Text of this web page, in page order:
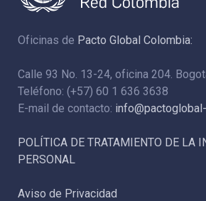
Oficinas de Pacto Global Colombia:
Calle 93 No. 13-24, oficina 204.
Teléfono: (+57) 60 1 636 3638
E-mail de contacto:
POLÍTICA DE TRATAMIENTO DE LA
PERSONAL
Aviso de Privacidad